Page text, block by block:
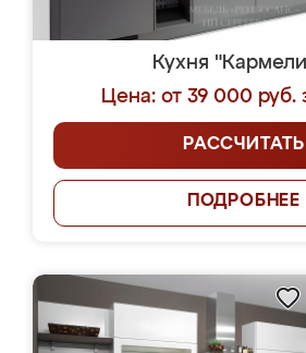
Кухня
Цена: от 39 000 руб.
РАССЧИТАТЬ
ПОДРОБНЕЕ